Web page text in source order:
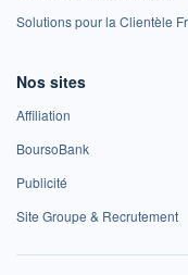
Solutions pour la Clientèle
Nos sites
Affiliation
BoursoBank
Publicité
Site Groupe & Recrutement